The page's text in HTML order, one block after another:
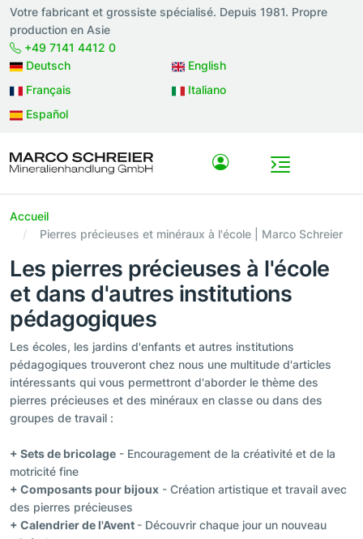
Votre fabricant et grossiste spécialisé. Depuis 1981. Propre
production en Asie
+49 7141 4412 0
Deutsch
English
Français
Italiano
Español
Accueil
Pierres précieuses et minéraux à l'école | Marco Schreier
Les pierres précieuses à l'école
et dans d'autres institutions
pédagogiques
Les écoles, les jardins d'enfants et autres institutions
pédagogiques trouveront chez nous une multitude d'articles
intéressants qui vous permettront d'aborder le thème des
pierres précieuses et des minéraux en classe ou dans des
groupes de travail :
+ Sets de bricolage - Encouragement de la créativité et de la
motricité fine
+ Composants pour bijoux - Création artistique et travail avec
des pierres précieuses
+ Calendrier de l'Avent - Découvrir chaque jour un nouveau